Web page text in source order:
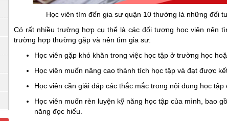
Học viên tìm đến gia sư quận 10 thường là những đối
Có rất nhiều trường hợp cụ thể là các đối tượng học viên nên
trường hợp thường gặp và nên tìm gia sư:
Học viên gặp khó khăn trong việc học tập ở trường học
Học viên muốn nâng cao thành tích học tập và đạt được
Học viên cần giải đáp các thắc mắc trong nội dung học
Học viên muốn rèn luyện kỹ năng học tập của mình, bao
năng đọc hiểu.